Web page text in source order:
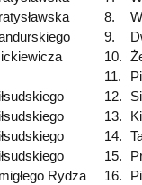
8.
9.
10.
11.
12.
13.
14.
15.
Rydza
16.